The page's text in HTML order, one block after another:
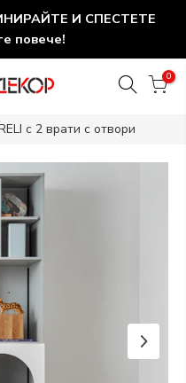
И СПЕСТЕТЕ
повече!
0
с 2 врати с отвори